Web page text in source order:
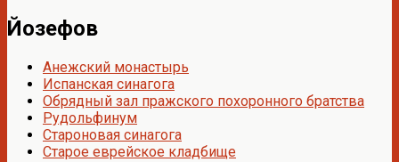
Йозефов
Анежский монастырь
Испанская синагога
Обрядный зал пражского похоронного братства
Рудольфинум
Староновая синагога
Старое еврейское кладбище